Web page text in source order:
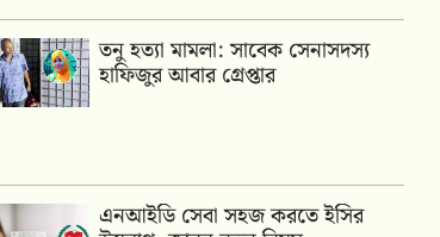
তনু হত্যা মামলা: সাবেক সেনাসদস্য
হাফিজুর আবার গ্রেপ্তার
এনআইডি সেবা সহজ করতে ইসির